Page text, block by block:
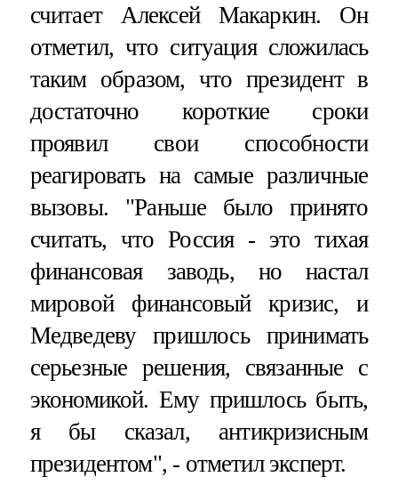
считает Алексей Макаркин. Он
отметил, что ситуация сложилась
таким образом, что президент в
достаточно короткие сроки
проявил свои способности
реагировать на самые различные
вызовы. "Раньше было принято
считать, что Россия - это тихая
финансовая заводь, но настал
мировой финансовый кризис, и
Медведеву пришлось принимать
серьезные решения, связанные с
экономикой. Ему пришлось быть,
я бы сказал, антикризисным
президентом", - отметил эксперт.